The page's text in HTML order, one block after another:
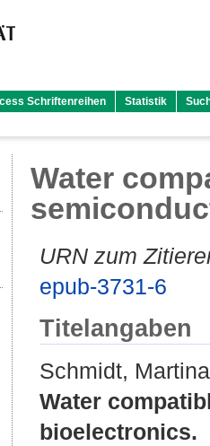
Schriftenreihen Statistik
Water
URN zum
epub-3731-6
Titelangaben
Schmidt,
Water
bioelectronics.